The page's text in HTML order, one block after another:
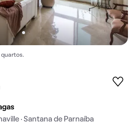
· Santana de Parnaíba